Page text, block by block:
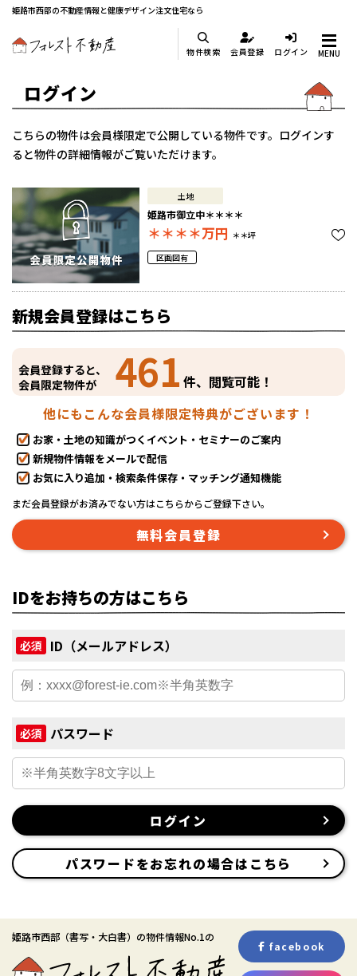
姫路市西部の不動産情報と健康デザイン注文住宅なら
物件検索 会員登録 ログイン MENU
ログイン
こちらの物件は会員様限定で公開している物件です。ログインす
ると物件の詳細情報がご覧いただけます。
土地
姫路市御立中＊＊＊＊
＊＊＊＊万円 ＊＊坪
区画図有
新規会員登録はこちら
会員登録すると、
会員限定物件が
461 件、閲覧可能！
他にもこんな会員様限定特典がございます！
お家・土地の知識がつくイベント・セミナーのご案内
新規物件情報をメールで配信
お気に入り追加・検索条件保存・マッチング通知機能
まだ会員登録がお済みでない方はこちらからご登録下さい。
無料会員登録
IDをお持ちの方はこちら
必須 ID（メールアドレス）
必須 パスワード
ログイン
パスワードをお忘れの場合はこちら
姫路市西部 （書写・大白書） の物件情報No.1の
facebook